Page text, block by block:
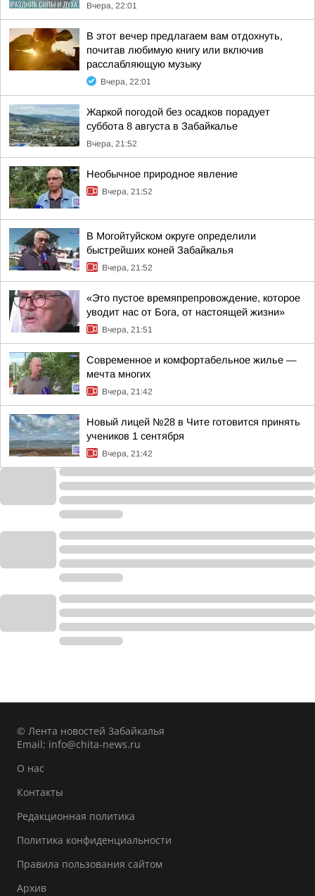
Вчера, 22:01
В этот вечер предлагаем вам отдохнуть,
почитав любимую книгу или включив
расслабляющую музыку
Вчера, 22:01
Жаркой погодой без осадков порадует
суббота 8 августа в Забайкалье
Вчера, 21:52
Необычное природное явление
Вчера, 21:52
В Могойтуйском округе определили
быстрейших коней Забайкалья
Вчера, 21:52
«Это пустое времяпрепровождение, которое
уводит нас от Бога, от настоящей жизни»
Вчера, 21:51
Современное и комфортабельное жилье —
мечта многих
Вчера, 21:42
Новый лицей №28 в Чите готовится принять
учеников 1 сентября
Вчера, 21:42
© Лента новостей Забайкалья
Email: info@chita-news.ru
О нас
Контакты
Редакционная политика
Политика конфиденциальности
Правила пользования сайтом
Архив